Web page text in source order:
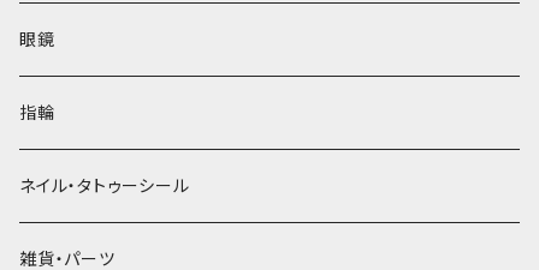
眼鏡
指輪
ネイル・タトゥーシール
雑貨・パーツ